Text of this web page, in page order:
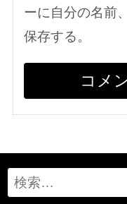
ーに自分の名前
保存する。
Search